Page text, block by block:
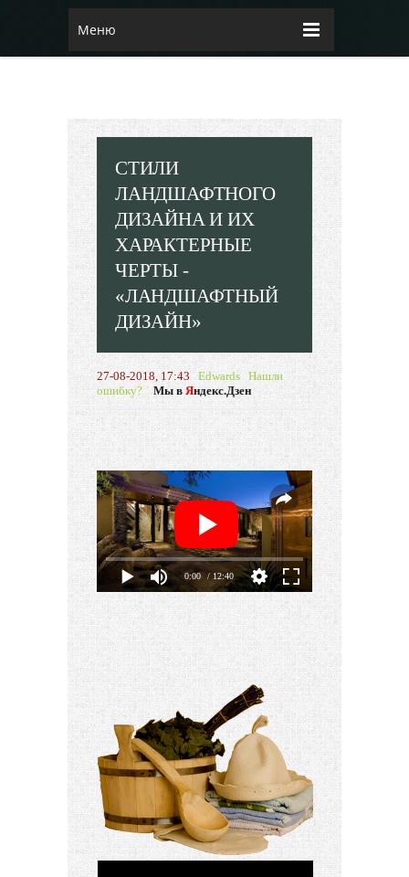
Меню
СТИЛИ
ЛАНДШАФТНОГО
ДИЗАЙНА И ИХ
ХАРАКТЕРНЫЕ
ЧЕРТЫ -
«ЛАНДШАФТНЫЙ
ДИЗАЙН»
27-08-2018, 17:43 Edwards Нашли
ошибку?
Мы в Яндекс.Дзен
0:00 / 12:40